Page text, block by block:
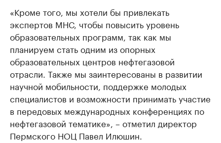
«Кроме того, мы хотели бы привлекать
экспертов МНС, чтобы повысить уровень
образовательных программ, так как мы
планируем стать одним из опорных
образовательных центров нефтегазовой
отрасли. Также мы заинтересованы в развитии
научной мобильности, поддержке молодых
специалистов и возможности принимать участие
в передовых международных конференциях по
нефтегазовой тематике», – отметил директор
Пермского НОЦ Павел Илюшин.